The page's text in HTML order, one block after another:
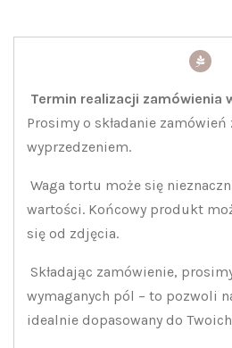
Termin realizacji zamówienia
Prosimy o składanie
wyprzedzeniem.
Waga tortu może się
wartości. Końcowy produkt
się od zdjęcia.
Składając zamówienie,
wymaganych pól – to pozwoli
idealnie dopasowany do